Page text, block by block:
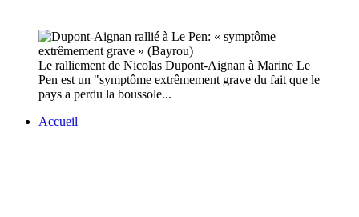
Le ralliement de Nicolas Dupont-Aignan à Marine Le
Pen est un "symptôme extrêmement grave du fait que le
pays a perdu la boussole...
Accueil